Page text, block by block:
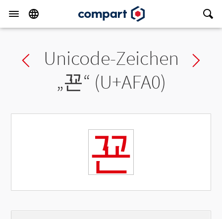
Previous char
Unicode-Zeichen
„꾠“ (U+AFA0)
꾠